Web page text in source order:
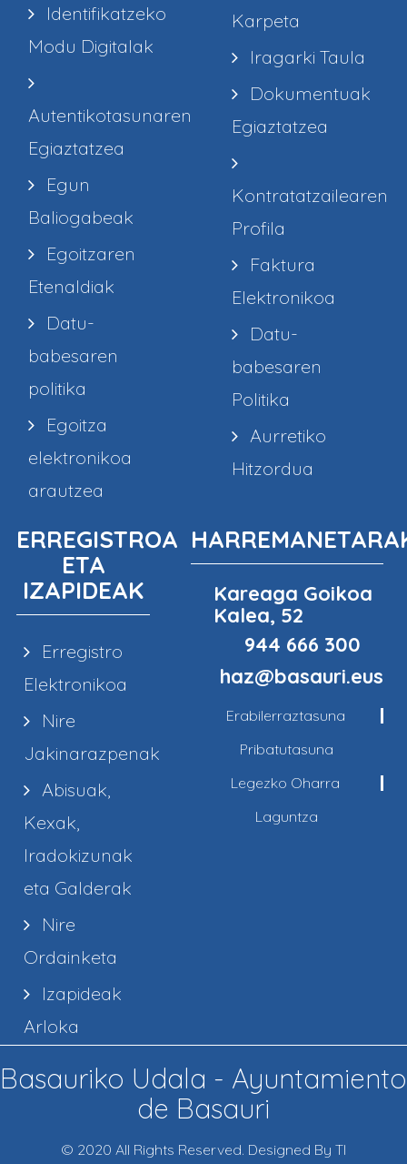
Identifikatzeko
Modu Digitalak
Autentikotasunaren
Egiaztatzea
Egun
Baliogabeak
Egoitzaren
Etenaldiak
Datu-
babesaren
politika
Egoitza
elektronikoa
arautzea
Karpeta
Iragarki Taula
Dokumentuak
Egiaztatzea
Kontratatzailearen
Profila
Faktura
Elektronikoa
Datu-
babesaren
Politika
Aurretiko
Hitzordua
ERREGISTROA
ETA
IZAPIDEAK
Erregistro
Elektronikoa
Nire
Jakinarazpenak
Abisuak,
Kexak,
Iradokizunak
eta Galderak
Nire
Ordainketa
Izapideak
Arloka
Kareaga Goikoa
Kalea, 52
944 666 300
haz@basauri.eus
Erabilerraztasuna
Pribatutasuna
Legezko Oharra
Laguntza
Basauriko Udala - Ayuntamiento
de Basauri
© 2020 All Rights Reserved. Designed By TI